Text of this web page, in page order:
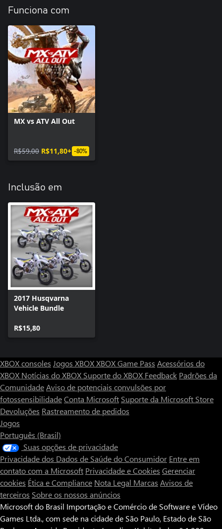
Funciona com
MX vs ATV All Out
R$59,00 R$11,80+ -80%
Inclusão em
2017 Husqvarna
Vehicle Bundle
R$15,80
XBOX consoles Jogos XBOXXBOX Game Pass Acessórios do
XBOX Notícias do XBOX Suporte do XBOX Feedback Padrões da
ComunidadeAviso de potenciais convulsões por
fotossensibilidadeConta Microsoft Suporte da Microsoft Store
Devoluções Rastreamento de pedidos
Jogos
Português (Brasil)
Suas opções de privacidade
Privacidade dos Dados de Saúde do Consumidor Entre em
contato com a Microsoft Privacidade e Cookies Gerenciar
cookies Ética e Compliance Nota Legal Marcas Avisos de
terceiros Sobre os nossos anúncios
Microsoft do Brasil Importação e Comércio de Software e Vídeo
Games Ltda., com sede na cidade de São Paulo, Estado de São